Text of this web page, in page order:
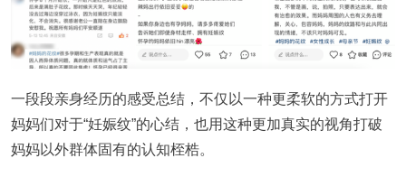
一段段亲身经历的感受总结，不仅以一种更柔软的方式打开
妈妈们对于“妊娠纹”的心结，也用这种更加真实的视角打破
妈妈以外群体固有的认知桎梏。